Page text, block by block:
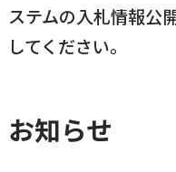
ステムの入札情報公
してください。
お知らせ